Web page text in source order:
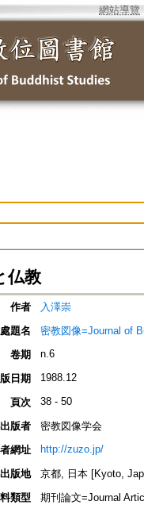
網站導覽
仏教
作者
入澤崇
題名
密教図像=Journal of
卷期
n.6
日期 1988.12
頁次 38 - 50
出版者
密教図像学会
網址
http://zuzo.jp/
出版地
京都, 日本 [Kyoto,
類型
期刊論文=Journal